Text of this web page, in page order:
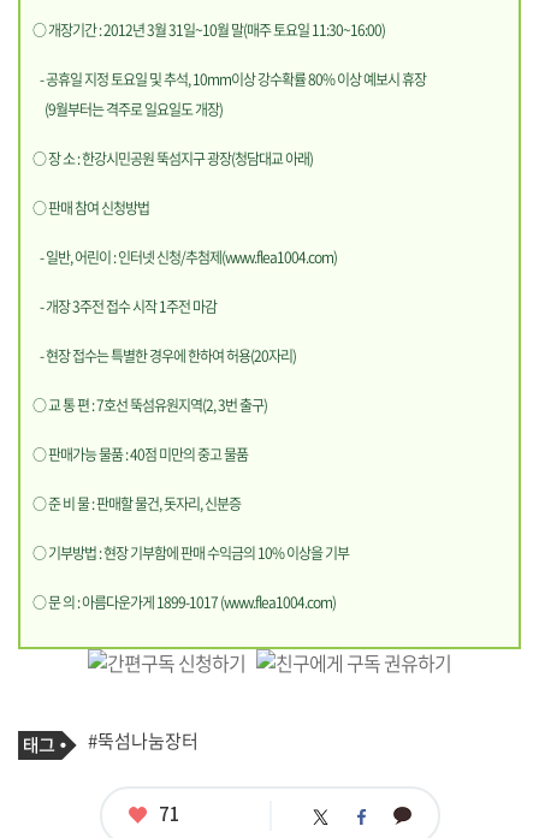
○ 개장기간 : 2012년 3월 31일~10월 말(매주 토요일 11:30~16:00)
- 공휴일 지정 토요일 및 추석, 10mm이상 강수확률 80% 이상 예보시 휴장
(9월부터는 격주로 일요일도 개장)
○ 장 소 : 한강시민공원 뚝섬지구 광장(청담대교 아래)
○ 판매 참여 신청방법
- 일반, 어린이 : 인터넷 신청/추첨제(www.flea1004.com)
- 개장 3주전 접수 시작 1주전 마감
- 현장 접수는 특별한 경우에 한하여 허용(20자리)
○ 교 통 편 : 7호선 뚝섬유원지역(2, 3번 출구)
○ 판매가능 물품 : 40점 미만의 중고 물품
○ 준 비 물 : 판매할 물건, 돗자리, 신분증
○ 기부방법 : 현장 기부함에 판매 수익금의 10% 이상을 기부
○ 문 의 : 아름다운가게 1899-1017 (www.flea1004.com)
기
사
태
그
#뚝섬나눔장터
좋
71 트 페 카